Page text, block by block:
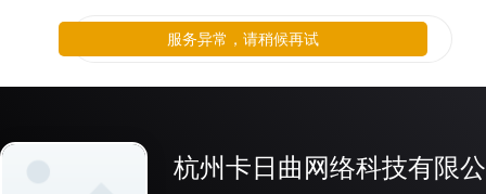
杭州卡日曲网络科技有限
服务异常，请稍候再试